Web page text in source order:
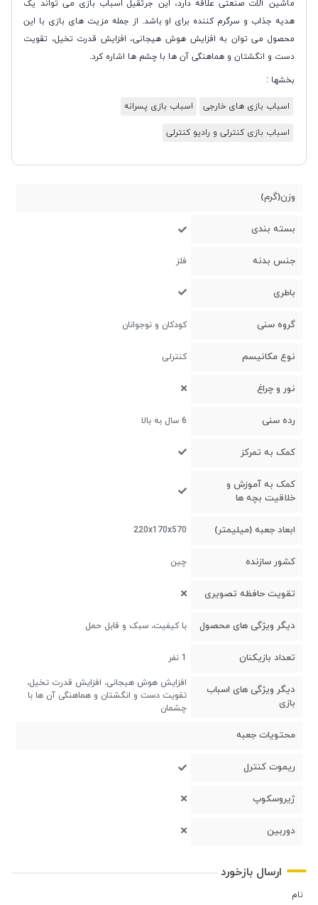
ماشین آلات صنعتی علاقه دارد، این جرثقیل اسباب بازی می تواند یک
هدیه جذاب و سرگرم کننده برای او باشد. از جمله مزیت های بازی با این
محصول می توان به افزایش هوش هیجانی، افزایش قدرت تخیل، تقویت
دست و انگشتان و هماهنگی آن ها با چشم ها اشاره کرد.
بخشها :
اسباب بازی های خارجی اسباب بازی پسرانه
اسباب بازی کنترلی و رادیو کنترلی
وزن(گرم)
بسته بندی
جنس بدنه فلز
باطری
گروه سنی کودکان و نوجوانان
نوع مکانیسم کنترلی
نور و چراغ
رده سنی 6 سال به بالا
کمک به تمرکز
کمک به آموزش و
خلاقیت بچه ها
ابعاد جعبه (میلیمتر) 220x170x570
کشور سازنده چین
تقویت حافظه تصویری
دیگر ویژگی های محصول با کیفیت، سبک و قابل حمل
تعداد بازیکنان 1 نفر
دیگر ویژگی های اسباب
بازی
افزایش هوش هیجانی، افزایش قدرت تخیل،
تقویت دست و انگشتان و هماهنگی آن ها با
چشمان
محتویات جعبه
ریموت کنترل
ژیروسکوپ
دوربین
ارسال بازخورد
نام